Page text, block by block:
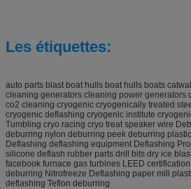
Les étiquettes:
auto parts blast boat hulls boat hulls boats
cleaning generators cleaning power generators
co2 cleaning cryogenic cryogenically treated
cryogenic deflashing cryogenic institute
Tumbling cryo racing cryo treat speaker wire
deburring nylon deburring peek deburring
Deflashing deflashing equipment Deflashing
silicone deflash rubber parts drill bits dry ice
facebook furnace gas turbines LEED
deburring Nitrofreeze Deflashing paper mill
deflashing Teflon deburring